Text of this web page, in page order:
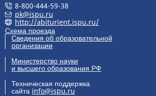
8-800-444-59-38
pk@ispu.ru
http://abiturient.ispu.ru/
Схема проезда
Сведения об образовательной
организации
Министерство науки
и высшего образования РФ
Техническая поддержка
сайта info@ispu.ru